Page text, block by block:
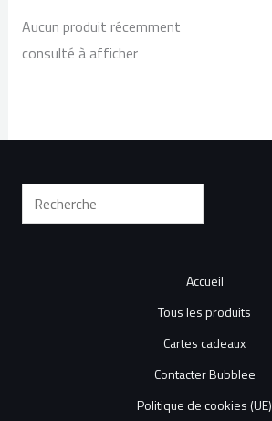
Aucun produit récemment
consulté à afficher
Accueil
Tous les produits
Cartes cadeaux
Contacter Bubblee
Politique de cookies (UE)